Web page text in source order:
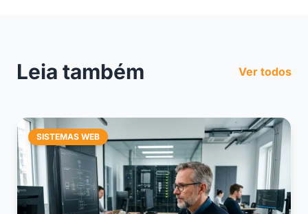
Leia também Ver todos
SISTEMAS WEB